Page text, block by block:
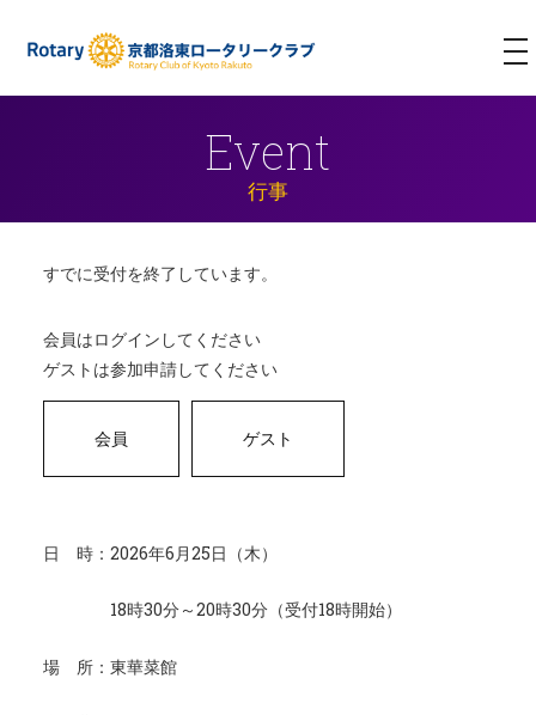
Event
行事
すでに受付を終了しています。
会員はログインしてください
ゲストは参加申請してください
日 時：2026年6月25日（木）
18時30分～20時30分（受付18時開始）
場 所：東華菜館